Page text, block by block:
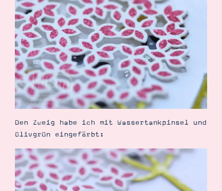
Den Zweig habe ich mit Wassertankpinsel und
Olivgrün eingefärbt: